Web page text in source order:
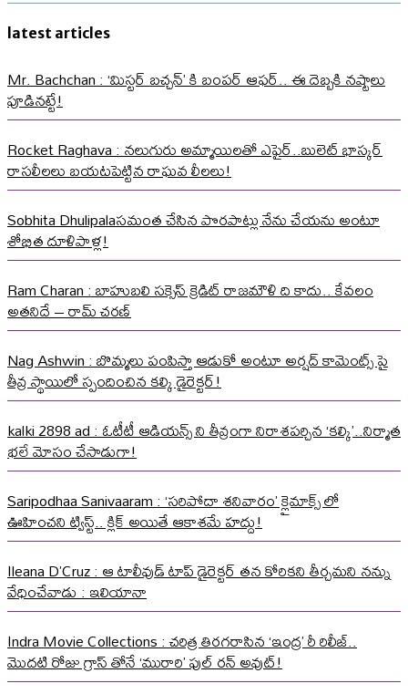
latest articles
Mr. Bachchan : ‘మిస్టర్ బచ్చన్’ కి బంపర్ ఆఫర్.. ఈ దెబ్బకి నష్టాలు
పూడినట్టే!
Rocket Raghava : నలుగురు అమ్మాయిలతో ఎఫైర్..బులెట్ భాస్కర్
రాసలీలలు బయటపెట్టిన రాఘవ లీలలు!
Sobhita Dhulipalaసమంత చేసిన పొరపాట్లు నేను చేయను అంటూ
శోభిత దూళిపాళ్ల!
Ram Charan : బాహుబలి సక్సెస్ క్రెడిట్ రాజమౌళి ది కాదు.. కేవలం
అతనిదే – రామ్ చరణ్
Nag Ashwin : బొమ్మలు పంపిస్తా ఆడుకో అంటూ అర్షద్ కామెంట్స్ పై
తీవ్ర స్థాయిలో స్పందించిన కల్కి డైరెక్టర్!
kalki 2898 ad : ఓటీటీ ఆడియన్స్ ని తీవ్రంగా నిరాశపర్చిన ‘కల్కి’..నిర్మాత
భలే మోసం చేసాడుగా!
Saripodhaa Sanivaaram : ‘సరిపోదా శనివారం’ క్లైమాక్స్ లో
ఊహించని ట్విస్ట్.. క్లిక్ అయితే ఆకాశమే హద్దు!
Ileana D’Cruz : ఆ టాలీవుడ్ టాప్ డైరెక్టర్ తన కోరికని తీర్చమని నన్ను
వేధించేవాడు : ఇలియానా
Indra Movie Collections : చరిత్ర తిరగరాసిన ‘ఇంద్ర’ రీ రిలీజ్..
మొదటి రోజు గ్రాస్ తోనే ‘మురారి’ ఫుల్ రన్ అవుట్!